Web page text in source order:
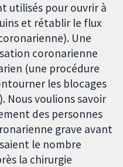
utilisés pour ouvrir à
et rétablir le flux
Une
coronarienne
(une procédure
les blocages
Nous voulions savoir
des personnes
grave avant
le nombre
la chirurgie